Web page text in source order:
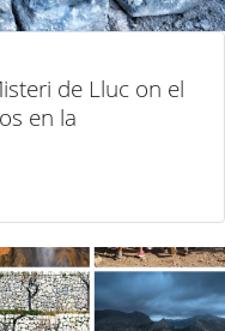
de Lluc on el
en la